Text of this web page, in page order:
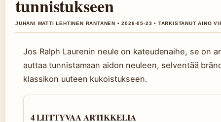
tunnistukseen
JUHANI MATTI LEHTINEN RANTANEN • 2026-05-23 • TARKISTANUT AINO
Jos Ralph Laurenin neule on kateudenaihe, se on
auttaa tunnistamaan aidon neuleen, selventää
klassikon uuteen kukoistukseen.
4 LIITTYVAA ARTIKKELIA